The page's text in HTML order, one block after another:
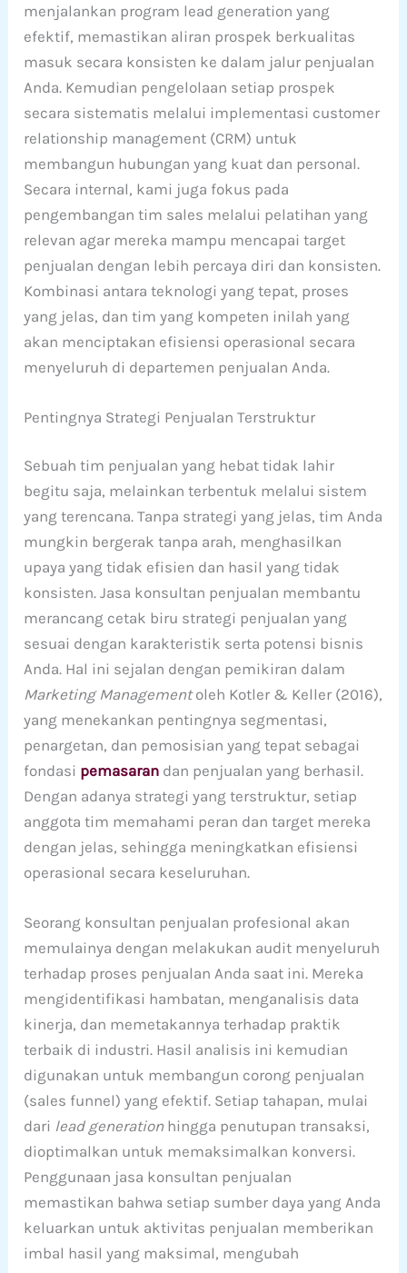
menjalankan program lead generation yang
efektif, memastikan aliran prospek berkualitas
masuk secara konsisten ke dalam jalur penjualan
Anda. Kemudian pengelolaan setiap prospek
secara sistematis melalui implementasi customer
relationship management (CRM) untuk
membangun hubungan yang kuat dan personal.
Secara internal, kami juga fokus pada
pengembangan tim sales melalui pelatihan yang
relevan agar mereka mampu mencapai target
penjualan dengan lebih percaya diri dan konsisten.
Kombinasi antara teknologi yang tepat, proses
yang jelas, dan tim yang kompeten inilah yang
akan menciptakan efisiensi operasional secara
menyeluruh di departemen penjualan Anda.
Pentingnya Strategi Penjualan Terstruktur
Sebuah tim penjualan yang hebat tidak lahir
begitu saja, melainkan terbentuk melalui sistem
yang terencana. Tanpa strategi yang jelas, tim Anda
mungkin bergerak tanpa arah, menghasilkan
upaya yang tidak efisien dan hasil yang tidak
konsisten. Jasa konsultan penjualan membantu
merancang cetak biru strategi penjualan yang
sesuai dengan karakteristik serta potensi bisnis
Anda. Hal ini sejalan dengan pemikiran dalam
Marketing Managementoleh Kotler & Keller (2016),
yang menekankan pentingnya segmentasi,
penargetan, dan pemosisian yang tepat sebagai
fondasi pemasaran dan penjualan yang berhasil.
Dengan adanya strategi yang terstruktur, setiap
anggota tim memahami peran dan target mereka
dengan jelas, sehingga meningkatkan efisiensi
operasional secara keseluruhan.
Seorang konsultan penjualan profesional akan
memulainya dengan melakukan audit menyeluruh
terhadap proses penjualan Anda saat ini. Mereka
mengidentifikasi hambatan, menganalisis data
kinerja, dan memetakannya terhadap praktik
terbaik di industri. Hasil analisis ini kemudian
digunakan untuk membangun corong penjualan
(sales funnel) yang efektif. Setiap tahapan, mulai
dari lead generation hingga penutupan transaksi,
dioptimalkan untuk memaksimalkan konversi.
Penggunaan jasa konsultan penjualan
memastikan bahwa setiap sumber daya yang Anda
keluarkan untuk aktivitas penjualan memberikan
imbal hasil yang maksimal, mengubah